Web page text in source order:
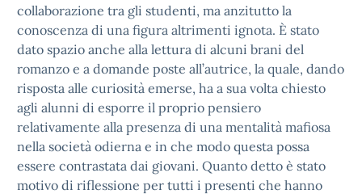
collaborazione tra gli studenti, ma anzitutto la
conoscenza di una figura altrimenti ignota. È stato
dato spazio anche alla lettura di alcuni brani del
romanzo e a domande poste all’autrice, la quale, dando
risposta alle curiosità emerse, ha a sua volta chiesto
agli alunni di esporre il proprio pensiero
relativamente alla presenza di una mentalità mafiosa
nella società odierna e in che modo questa possa
essere contrastata dai giovani. Quanto detto è stato
motivo di riflessione per tutti i presenti che hanno